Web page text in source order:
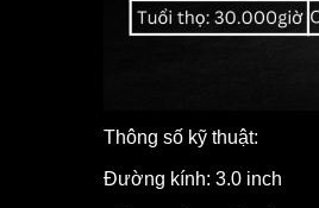
Thông số kỹ thuật:
Đường kính: 3.0 inch